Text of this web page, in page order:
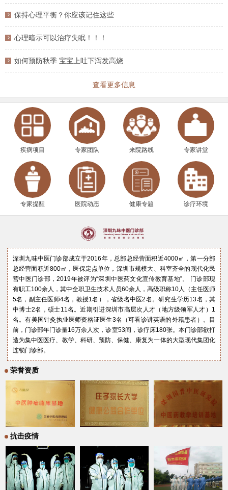
保持心理平衡？你应该记住这些
心理暗示可以治疗失眠！！！
如何预防秋季 宝宝上吐下泻发高烧
查看更多信息
疾病项目 专家团队 来院路线 专家讲堂
专家提醒 医院动态 健康专题 诊疗环境
深圳九味中医门诊部成立于2016年，总部总经营面积近4000㎡，第一分部
总经营面积近800㎡，医保定点单位，深圳市规模大、科室齐全的现代化民
营中医门诊部，2019年被评为“深圳中医药文化宣传教育基地”。 门诊部现
有职工100余人，其中全职卫生技术人员60余人，高级职称10人（主任医师
5名，副主任医师4名，教授1名），省级名中医2名。研究生学历13名，其
中博士2名，硕士11名。近期引进深圳市高层次人才（地方级领军人才）1
名。有美国针灸执业医师资格证医生3名（可看诊讲英语的外籍患者）。目
前，门诊部年门诊量16万余人次，诊室53间，诊疗床180张。本门诊部欲打
造为集中医医疗、教学、科研、预防、保健、康复为一体的大型现代集团化
连锁门诊部。
荣誉资质
抗击疫情